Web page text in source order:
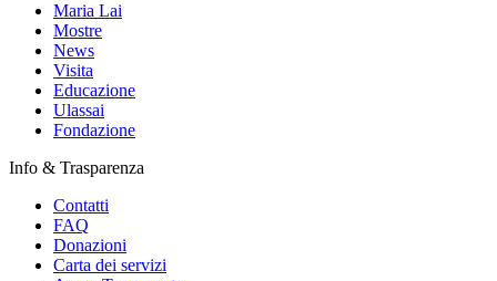
Maria Lai
Mostre
News
Visita
Educazione
Ulassai
Fondazione
Info & Trasparenza
Contatti
FAQ
Donazioni
Carta dei servizi